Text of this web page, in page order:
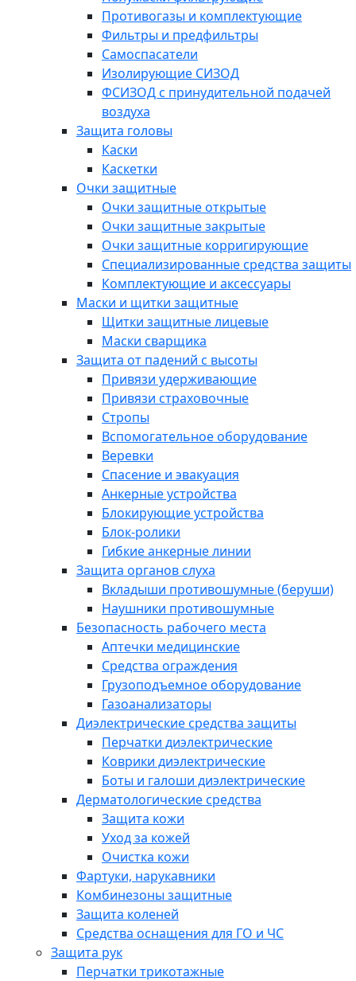
Противогазы и комплектующие
Фильтры и предфильтры
Самоспасатели
Изолирующие СИЗОД
ФСИЗОД с принудительной подачей
воздуха
Защита головы
Каски
Каскетки
Очки защитные
Очки защитные открытые
Очки защитные закрытые
Очки защитные корригирующие
Специализированные средства защиты
Комплектующие и аксессуары
Маски и щитки защитные
Щитки защитные лицевые
Маски сварщика
Защита от падений с высоты
Привязи удерживающие
Привязи страховочные
Стропы
Вспомогательное оборудование
Веревки
Спасение и эвакуация
Анкерные устройства
Блокирующие устройства
Блок-ролики
Гибкие анкерные линии
Защита органов слуха
Вкладыши противошумные (беруши)
Наушники противошумные
Безопасность рабочего места
Аптечки медицинские
Средства ограждения
Грузоподъемное оборудование
Газоанализаторы
Диэлектрические средства защиты
Перчатки диэлектрические
Коврики диэлектрические
Боты и галоши диэлектрические
Дерматологические средства
Защита кожи
Уход за кожей
Очистка кожи
Фартуки, нарукавники
Комбинезоны защитные
Защита коленей
Средства оснащения для ГО и ЧС
Защита рук
Перчатки трикотажные